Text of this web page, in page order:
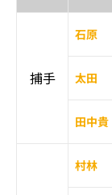
捕手
石原
太田
田中貴
村林